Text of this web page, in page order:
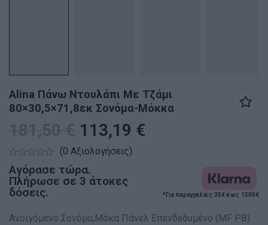
Alina Πάνω Ντουλάπι Με Τζάμι
80×30,5×71,8εκ Σονόμα-Μόκκα
113,19 €
(0 Αξιολογήσεις)
Αγόρασε τώρα.
Πλήρωσε σε 3 άτοκες
δόσεις.
*Για παραγγελίες 35€ έως 1500€
Ανοιγόμενο Σονόμα,Μόκα Πάνελ Επενδεδυμένο (MF PB)